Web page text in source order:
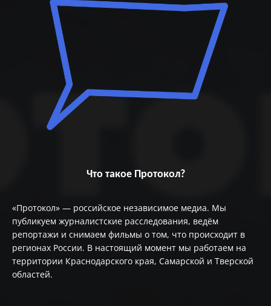
Что такое Протокол?
«Протокол» — российское независимое медиа. Мы
публикуем журналистские расследования, ведём
репортажи и снимаем фильмы о том, что происходит в
регионах России. В настоящий момент мы работаем на
территории Краснодарского края, Самарской и Тверской
областей.